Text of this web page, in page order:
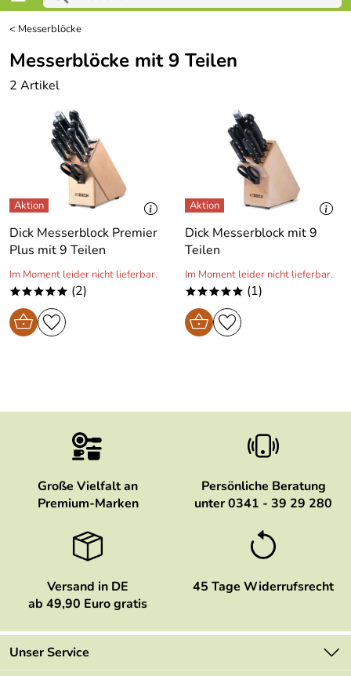
< Messerblöcke
Messerblöcke mit 9 Teilen
2 Artikel
Dick Messerblock Premier
Plus mit 9 Teilen
Im Moment leider nicht lieferbar.
***** (2)
Dick Messerblock mit 9
Teilen
Im Moment leider nicht lieferbar.
***** (1)
Große Vielfalt an
Premium-Marken
Persönliche Beratung
unter 0341 - 39 29 280
Versand in DE
ab 49,90 Euro gratis
45 Tage Widerrufsrecht
Unser Service